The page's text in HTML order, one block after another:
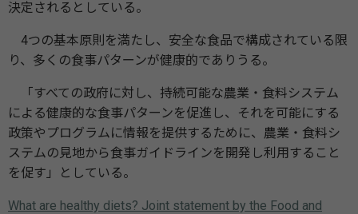
決定されるとしている。
4つの基本原則を満たし、安全な食品で構成されている限
り、多くの食事パターンが健康的でありうる。
「すべての政府に対し、持続可能な農業・食料システム
による健康的な食事パターンを促進し、それを可能にする
政策やプログラムに情報を提供するために、農業・食料シ
ステムの見地から食事ガイドラインを開発し利用すること
を促す」としている。
What are healthy diets? Joint statement by the Food and